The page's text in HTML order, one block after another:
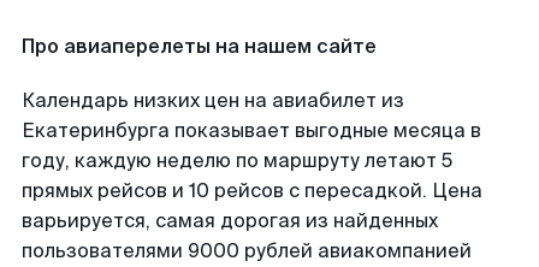
Про авиаперелеты на нашем сайте
Календарь низких цен на авиабилет из
Екатеринбурга показывает выгодные месяца в
году, каждую неделю по маршруту летают 5
прямых рейсов и 10 рейсов с пересадкой. Цена
варьируется, самая дорогая из найденных
пользователями 9000 рублей авиакомпанией